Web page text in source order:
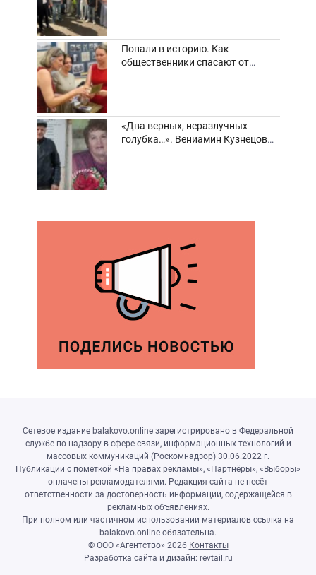
Попали в историю. Как
общественники спасают от
«Два верных, неразлучных
голубка…». Вениамин Кузнецов
Сетевое издание balakovo.online зарегистрировано в Федеральной
службе по надзору в сфере связи, информационных технологий и
массовых коммуникаций (Роскомнадзор) 30.06.2022 г.
Публикации с пометкой «На правах рекламы», «Партнёры», «Выборы»
оплачены рекламодателями. Редакция сайта не несёт
ответственности за достоверность информации, содержащейся в
рекламных объявлениях.
При полном или частичном использовании материалов ссылка на
balakovo.online обязательна.
© ООО «Агентство» 2026 Контакты
Разработка сайта и дизайн: revtail.ru